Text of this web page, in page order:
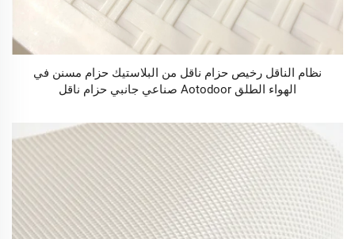
نظام الناقل رخيص حزام ناقل من البلاستيك حزام مسنن في
الهواء الطلق Aotodoor صناعي جانبي حزام ناقل